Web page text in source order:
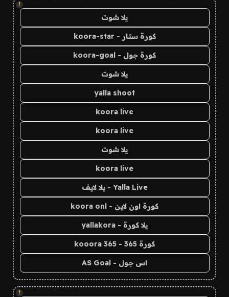
!
يلا شوت
كورة ستار - koora-star
كورة جول - koora-goal
يلا شوت
yalla shoot
koora live
koora live
يلا شوت
koora live
Yalla Live - يلا لايف
كورة اون لاين - koora onl
يلا كورة - yallakora
كورة 365 - kooora 365
اس جول - AS Goal
!